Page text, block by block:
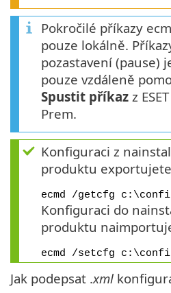
Pokročilé příkazy
pouze lokálně.
pozastavení (pause)
pouze vzdáleně
Spustit příkaz z
Prem.
Konfiguraci z
produktu
ecmd /getcfg
Konfiguraci do
produktu
ecmd /setcfg
Jak podepsat .xml